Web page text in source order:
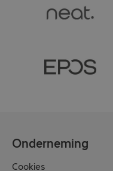
Onderneming
Cookies